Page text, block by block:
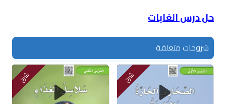
حل درس الغابات
شروحات متعلقة
شرح شرح